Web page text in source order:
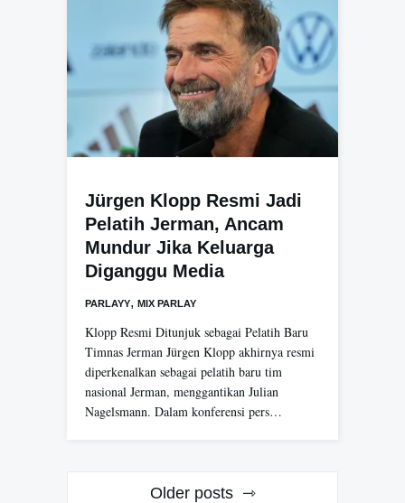
Jürgen Klopp Resmi Jadi
Pelatih Jerman, Ancam
Mundur Jika Keluarga
Diganggu Media
PARLAYY, MIX PARLAY
Klopp Resmi Ditunjuk sebagai Pelatih Baru
Timnas Jerman Jürgen Klopp akhirnya resmi
diperkenalkan sebagai pelatih baru tim
nasional Jerman, menggantikan Julian
Nagelsmann. Dalam konferensi pers…
Older posts